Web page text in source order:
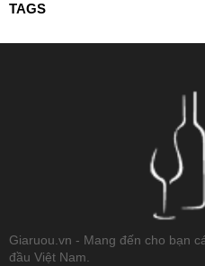
TAGS
Giaruou.vn - Mang đến cho bạn
đầu Việt Nam.